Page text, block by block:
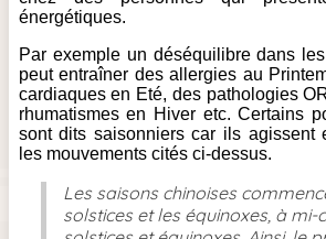
énergétiques.
Par exemple un déséquilibre dans
peut entraîner des allergies au
cardiaques en Eté, des pathologies
rhumatismes en Hiver etc. Certains
sont dits saisonniers car ils agissent
les mouvements cités ci-dessus.
Les saisons chinoises
solstices et les équinoxes, à mi-